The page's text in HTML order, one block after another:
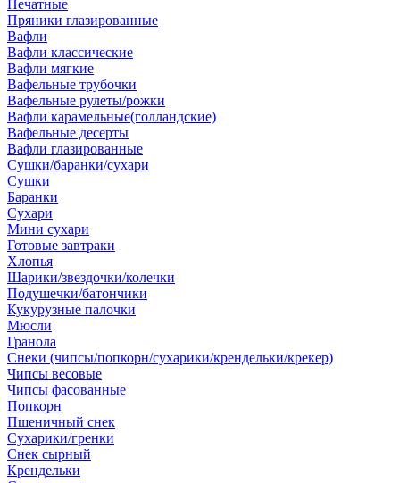
Печатные
Пряники глазированные
Вафли
Вафли классические
Вафли мягкие
Вафельные трубочки
Вафельные рулеты/рожки
Вафли карамельные(голландские)
Вафельные десерты
Вафли глазированные
Сушки/баранки/сухари
Сушки
Баранки
Сухари
Мини сухари
Готовые завтраки
Хлопья
Шарики/звездочки/колечки
Подушечки/батончики
Кукурузные палочки
Мюсли
Гранола
Снеки (чипсы/попкорн/сухарики/крендельки/крекер)
Чипсы весовые
Чипсы фасованные
Попкорн
Пшеничный снек
Сухарики/гренки
Снек сырный
Крендельки